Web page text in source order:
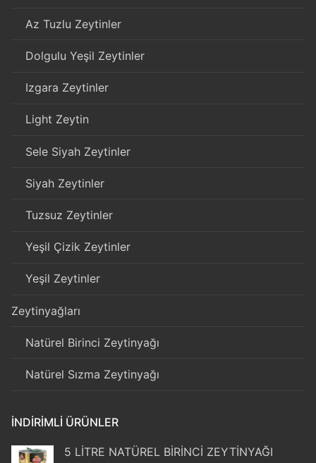
Az Tuzlu Zeytinler
Dolgulu Yeşil Zeytinler
Izgara Zeytinler
Light Zeytin
Sele Siyah Zeytinler
Siyah Zeytinler
Tuzsuz Zeytinler
Yeşil Çizik Zeytinler
Yeşil Zeytinler
Zeytinyağları
Natürel Birinci Zeytinyağı
Natürel Sızma Zeytinyağı
İNDIRIMLI ÜRÜNLER
5 LİTRE NATÜREL BİRİNCİ ZEYTİNYAĞI